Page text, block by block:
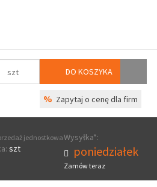
szt DO KOSZYKA
% Zapytaj o cenę dla firm
jednostkowa
szt
Wysyłka*:
poniedziałek
Zamów teraz